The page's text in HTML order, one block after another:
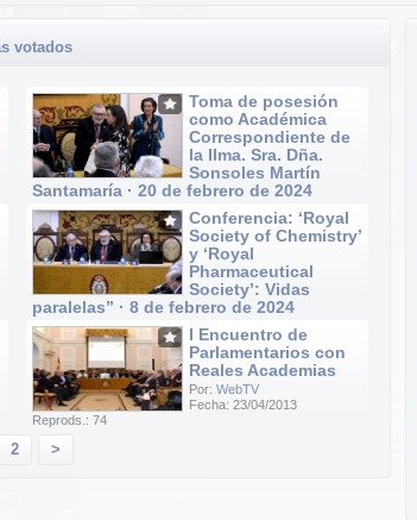
votados
Toma de posesión
como Académica
Correspondiente de
la Ilma. Sra. Dña.
Sonsoles Martín
Santamaría · 20 de febrero de 2024
Por:WebTV
Fecha: 20/02/2024
Reprods.: 52
Conferencia: ‘Royal
Society of Chemistry’
y ‘Royal
Pharmaceutical
Society’: Vidas
paralelas” · 8 de febrero de 2024
Por:WebTV
Fecha: 08/02/2024
Reprods.: 20
I Encuentro de
Parlamentarios con
Reales Academias
Por: WebTV
Fecha: 23/04/2013
Reprods.: 74
2 >